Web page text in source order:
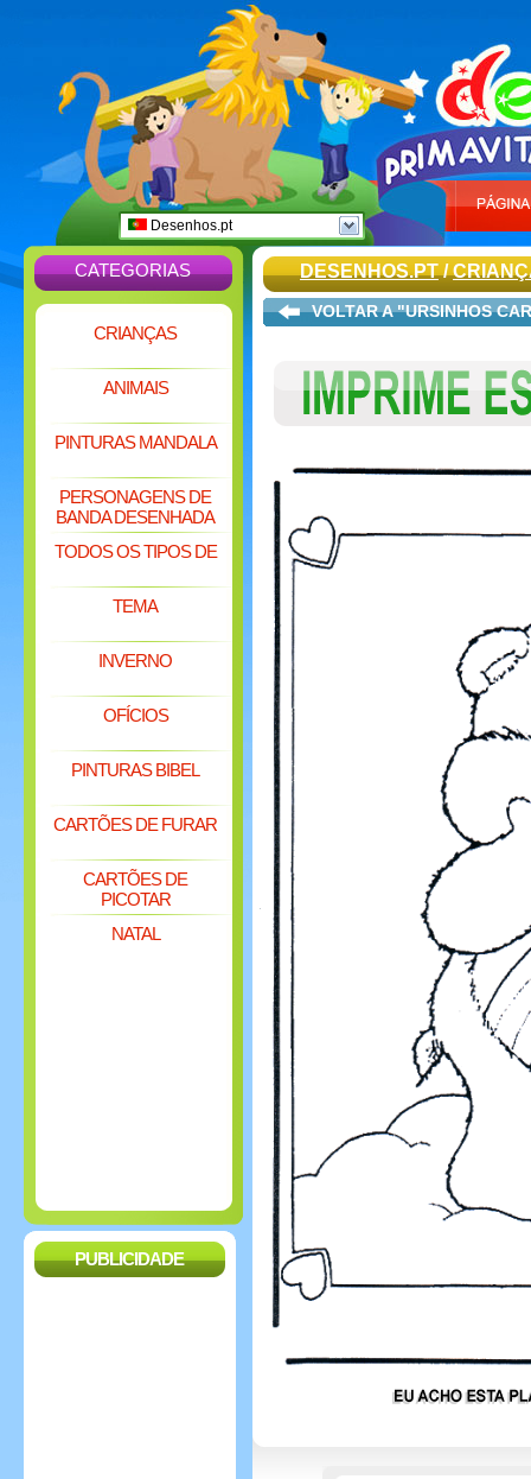
Desenhos.pt
CATEGORIAS
CRIANÇAS
ANIMAIS
PINTURAS MANDALA
PERSONAGENS DE
BANDA DESENHADA
TODOS OS TIPOS DE
TEMA
INVERNO
OFÍCIOS
PINTURAS BIBEL
CARTÕES DE FURAR
CARTÕES DE
PICOTAR
NATAL
PUBLICIDADE
DESENHOS.PT/
VOLTAR A "URSINHOS